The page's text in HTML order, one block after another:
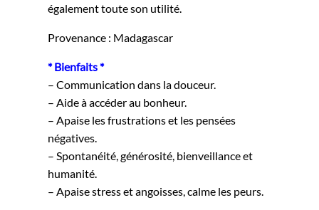
également toute son utilité.
Provenance : Madagascar
* Bienfaits *
– Communication dans la douceur.
– Aide à accéder au bonheur.
– Apaise les frustrations et les pensées
négatives.
– Spontanéité, générosité, bienveillance et
humanité.
– Apaise stress et angoisses, calme les peurs.